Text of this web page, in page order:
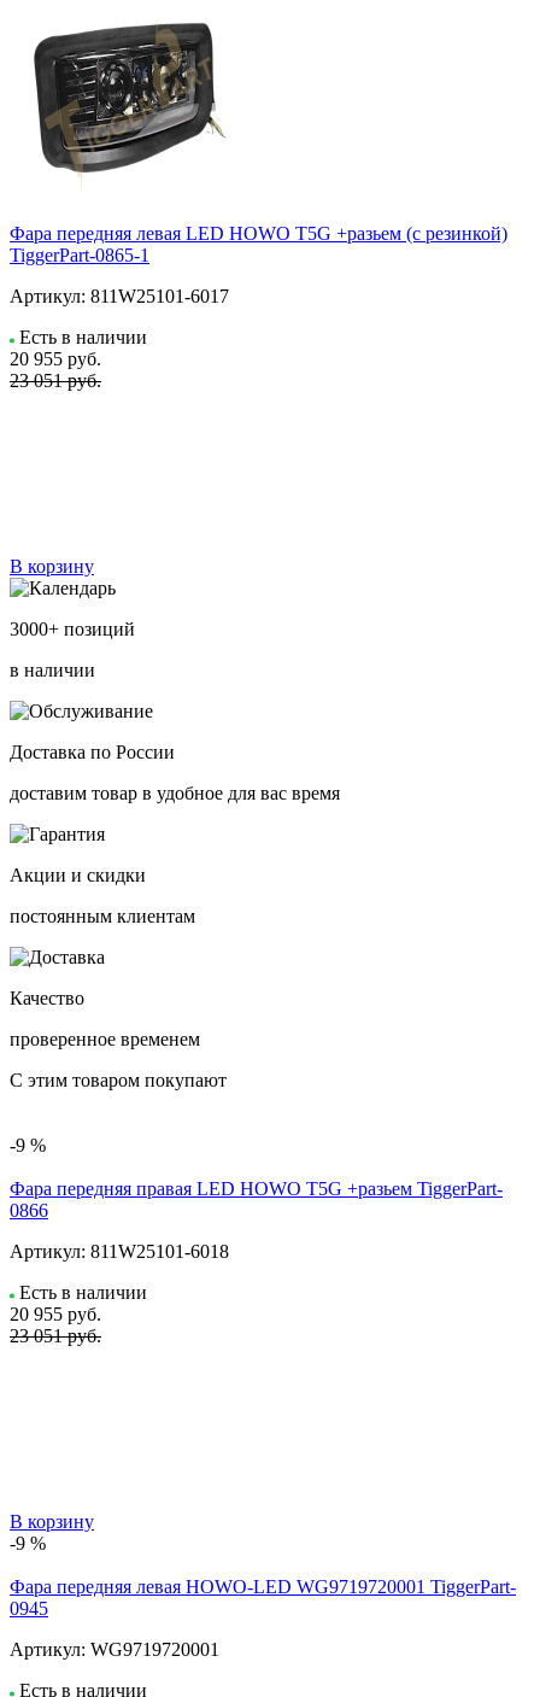
Фара передняя левая LED HOWO T5G +разьем (с резинкой)
TiggerPart-0865-1
Артикул: 811W25101-6017
Есть в наличии
20 955 руб.
23 051 руб.
В корзину
3000+ позиций
в наличии
Доставка по России
доставим товар в удобное для вас время
Акции и скидки
постоянным клиентам
Качество
проверенное временем
С этим товаром покупают
-9 %
Фара передняя правая LED HOWO T5G +разьем TiggerPart-
0866
Артикул: 811W25101-6018
Есть в наличии
20 955 руб.
23 051 руб.
В корзину
-9 %
Фара передняя левая HOWO-LED WG9719720001 TiggerPart-
0945
Артикул: WG9719720001
Есть в наличии